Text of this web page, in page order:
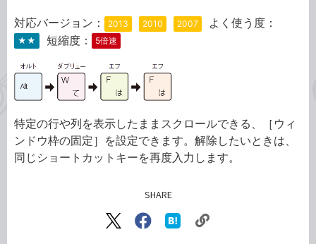
対応バージョン： 2013 2010 2007 よく使う度：
★★ 短縮度： 5倍速
特定の行や列を表示したままスクロールできる、［ウィ
ンドウ枠の固定］を設定できます。解除したいときは、
同じショートカットキーを再度入力します。
SHARE
X（旧
Facebook